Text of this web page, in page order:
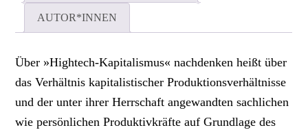
AUTOR*INNEN
Über »Hightech-Kapitalismus« nachdenken heißt über
das Verhältnis kapitalistischer Produktionsverhältnisse
und der unter ihrer Herrschaft angewandten sachlichen
wie persönlichen Produktivkräfte auf Grundlage des